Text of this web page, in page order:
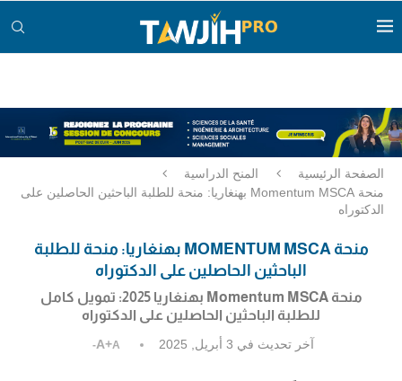
الصفحة الرئيسية
المنح الدراسية
منحة Momentum MSCA بهنغاريا: منحة للطلبة الباحثين الحاصلين على
الدكتوراه
منحة MOMENTUM MSCA بهنغاريا: منحة للطلبة
الباحثين الحاصلين على الدكتوراه
منحة Momentum MSCA بهنغاريا 2025: تمويل كامل
للطلبة الباحثين الحاصلين على الدكتوراه
آخر تحديث في A+A-